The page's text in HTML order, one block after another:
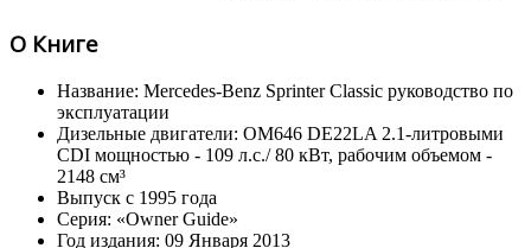
О Книге
Название: Mercedes-Benz Sprinter Classic руководство по
эксплуатации
Дизельные двигатели: OM646 DE22LA 2.1-литровыми
CDI мощностью - 109 л.с./ 80 кВт, рабочим объемом -
2148 см³
Выпуск с 1995 года
Серия: «Owner Guide»
Год издания: 09 Января 2013